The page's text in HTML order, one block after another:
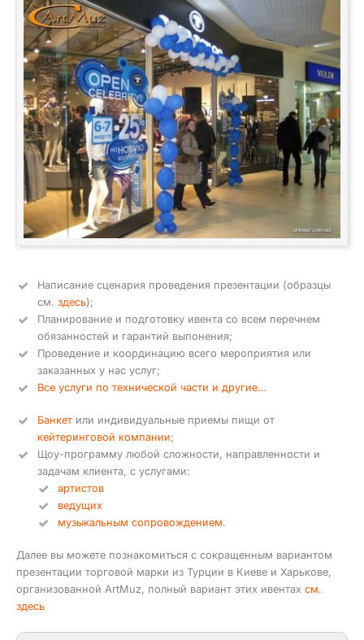
Написание сценария проведения презентации (образцы
см. здесь);
Планирование и подготовку ивента со всем перечнем
обязанностей и гарантий выпонения;
Проведение и координацию всего мероприятия или
заказанных у нас услуг;
Все услуги по технической части и другие…
Банкетили индивидуальные приемы пищи от
кейтеринговой компании;
Щоу-программу любой сложности, направленности и
задачам клиента, с услугами:
артистов
ведущих
музыкальным сопровождением.
Далее вы можете познакомиться с сокращенным вариантом
презентации торговой марки из Турции в Киеве и Харькове,
организованной ArtMuz, полный вариант этих ивентах см.
здесь